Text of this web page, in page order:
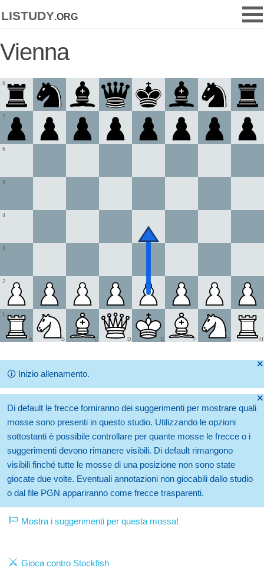
listudy.org
Vienna
1
2
3
4
5
6
7
8
A B C D E F G H
🞫
🛈 Inizio allenamento.
🞫
Di default le frecce forniranno dei suggerimenti per mostrare quali
mosse sono presenti in questo studio. Utilizzando le opzioni
sottostanti è possibile controllare per quante mosse le frecce o i
suggerimenti devono rimanere visibili. Di default rimangono
visibili finché tutte le mosse di una posizione non sono state
giocate due volte. Eventuali annotazioni non giocabili dallo studio
o dal file PGN appariranno come frecce trasparenti.
Mostra i suggerimenti per questa mossa!
Gioca contro Stockfish